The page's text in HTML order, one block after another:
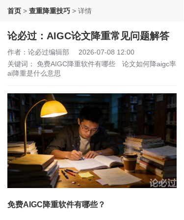
首页 > 查重降重技巧 > 详情
论必过：AIGC论文降重常见问题解答
作者：论必过编辑部
2026-07-08 12:00
关键词： 免费AIGC降重软件有哪些
论文如何降aigc率
ai降重是什么意思
免费AIGC降重软件有哪些？